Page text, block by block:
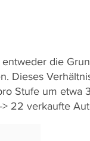
die
Dieses
Stufe um
22 verkaufte